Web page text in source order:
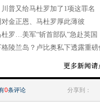
普又给马杜罗加了1项这罪名
对金正恩、马杜罗厚此薄彼
杜罗…美军“斩首部队”急赴英国
格陵兰岛？卢比奥私下透露重磅
0条评论 分享到：